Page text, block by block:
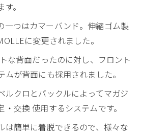
。
一つはカマーバンド。伸縮ゴム製
に変更されました。
な背面だったのに対し、フロント
ムが背面にも採用されました。
ルクロとバックルによってマガジ
交換 使用するシステムです。
は簡単に着脱できるので、様々な